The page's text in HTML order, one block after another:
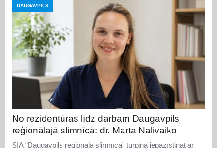
DAUGAVPILS
No rezidentūras līdz darbam Daugavpils
reģionālajā slimnīcā: dr. Marta Nalivaiko
SIA “Daugavpils reģionālā slimnīca” turpina iepazīstināt ar